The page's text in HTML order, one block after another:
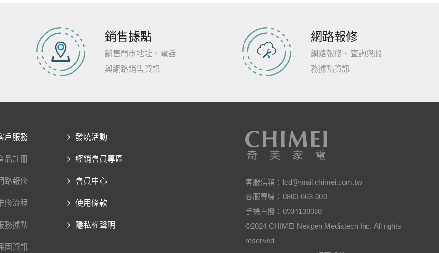
銷售據點
銷售門市地址、電話
與網路銷售資訊
網路報修
網路報修、查詢與服
務據點資訊
戶服務
品註冊
路報修
修流程
務據點
固資訊
發燒活動
經銷會員專區
會員中心
使用條款
隱私權聲明
客服信箱： lcd@mail.chimei.com.tw
客服專線： 0800-663-000
手機直撥： 0934138080
©2024 CHIMEI Nexgen Mediatech Inc. All rights
reserved